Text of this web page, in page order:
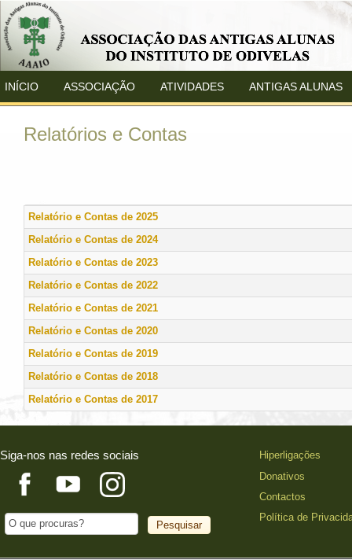
INÍCIO ASSOCIAÇÃO ATIVIDADES ANTIGAS ALUNAS
Relatórios e Contas
Relatório e Contas de 2025
Relatório e Contas de 2024
Relatório e Contas de 2023
Relatório e Contas de 2022
Relatório e Contas de 2021
Relatório e Contas de 2020
Relatório e Contas de 2019
Relatório e Contas de 2018
Relatório e Contas de 2017
Siga-nos nas redes sociais
Hiperligações
Donativos
Contactos
Política de